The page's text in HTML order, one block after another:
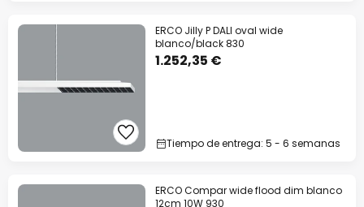
ERCO Jilly P DALI oval wide
blanco/black 830
1.252,35 €
Tiempo de entrega: 5 - 6 semanas
ERCO Compar wide flood dim blanco
12cm 10W 930